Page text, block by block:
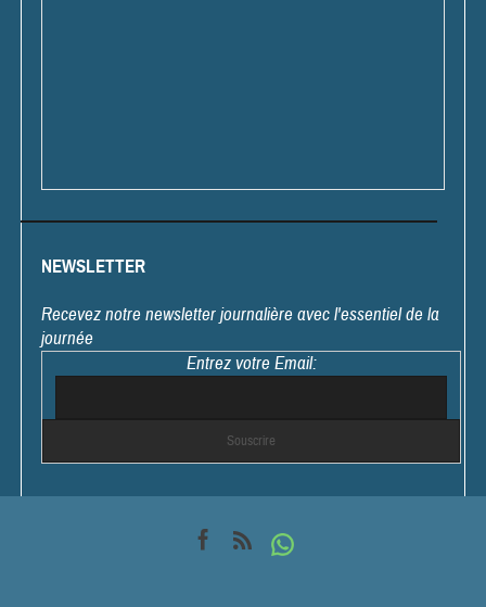
NEWSLETTER
Recevez notre newsletter journalière avec l'essentiel de la
journée
Entrez votre Email: